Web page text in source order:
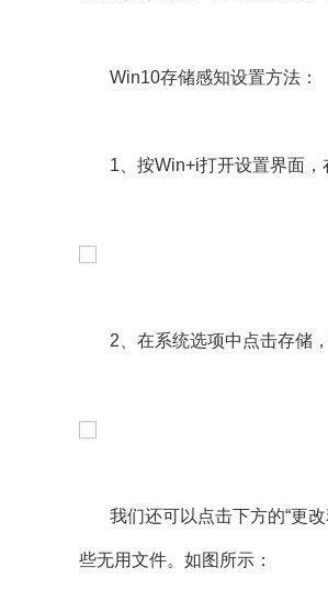
Win10存储感知设置方法：
1、按Win+i打开设置界面，
2、在系统选项中点击存储，
我们还可以点击下方的“更改
些无用文件。如图所示：